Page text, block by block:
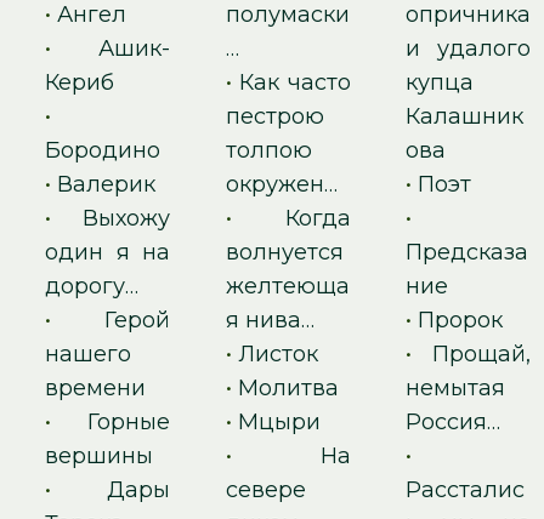
• Ангел
• Ашик-
Кериб
•
Бородино
• Валерик
• Выхожу
один я на
дорогу…
• Герой
нашего
времени
• Горные
вершины
• Дары
полумаски
…
• Как часто
пестрою
толпою
окружен…
• Когда
волнуется
желтеюща
я нива…
• Листок
• Молитва
• Мцыри
• На
севере
опричника
и удалого
купца
Калашник
ова
• Поэт
•
Предсказа
ние
• Пророк
• Прощай,
немытая
Россия…
•
Рассталис